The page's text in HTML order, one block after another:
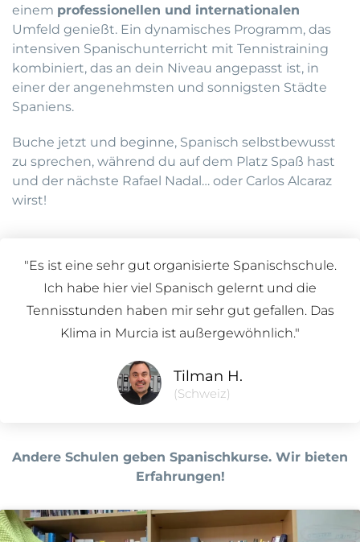
einem professionellen und internationalen
Umfeld genießt. Ein dynamisches Programm, das
intensiven Spanischunterricht mit Tennistraining
kombiniert, das an dein Niveau angepasst ist, in
einer der angenehmsten und sonnigsten Städte
Spaniens.
Buche jetzt und beginne, Spanisch selbstbewusst
zu sprechen, während du auf dem Platz Spaß hast
und der nächste Rafael Nadal… oder Carlos Alcaraz
wirst!
"Es ist eine sehr gut organisierte Spanischschule.
Ich habe hier viel Spanisch gelernt und die
Tennisstunden haben mir sehr gut gefallen. Das
Klima in Murcia ist außergewöhnlich."
Tilman H.
(Schweiz)
Andere Schulen geben Spanischkurse. Wir bieten
Erfahrungen!